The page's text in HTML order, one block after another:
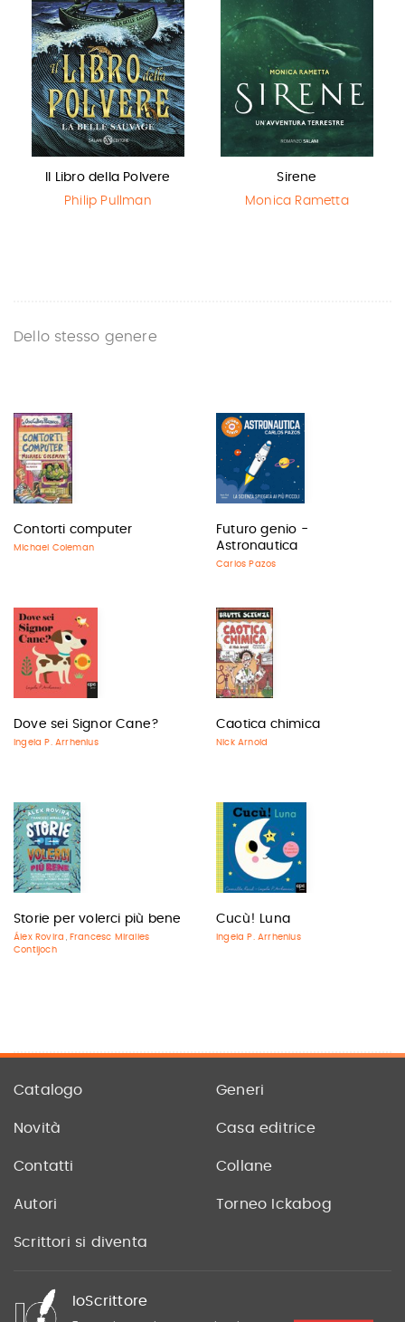
Il Libro della Polvere
Philip Pullman
Sirene
Monica Rametta
Dello stesso genere
Contorti computer
Michael Coleman
Futuro genio -
Astronautica
Carlos Pazos
Dove sei Signor Cane?
Ingela P. Arrhenius
Caotica chimica
Nick Arnold
Storie per volerci più bene
Álex Rovira , Francesc Miralles
Contijoch
Cucù! Luna
Ingela P. Arrhenius
Catalogo Generi
Novità Casa editrice
Contatti Collane
Autori Torneo Ickabog
Scrittori si diventa
IoScrittore